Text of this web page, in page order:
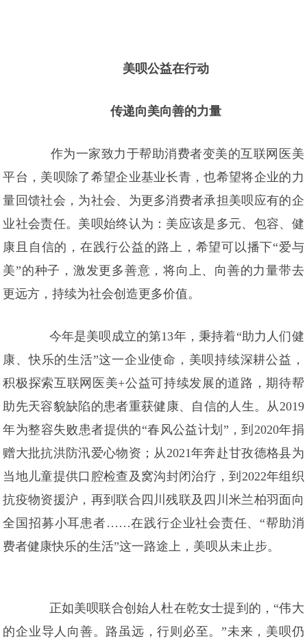
美呗公益在行动
传递向美向善的力量
作为一家致力于帮助消费者变美的互联网医美
平台，美呗除了希望企业基业长青，也希望将企业的力
量回馈社会，为社会、为更多消费者承担美呗应有的企
业社会责任。美呗始终认为：美应该是多元、包容、健
康且自信的，在践行公益的路上，希望可以播下“爱与
美”的种子，激发更多善意，将向上、向善的力量带去
更远方，持续为社会创造更多价值。
今年是美呗成立的第13年，秉持着“助力人们健
康、快乐的生活”这一企业使命，美呗持续深耕公益，
积极探索互联网医美+公益可持续发展的道路，期待帮
助先天容貌缺陷的患者重获健康、自信的人生。从2019
年为整容失败患者提供的“春风公益计划”，到2020年捐
赠大批抗洪防汛爱心物资；从2021年奔赴甘孜德格县为
当地儿童提供口腔检查及窝沟封闭治疗，到2022年组织
抗疫物资援沪，再到联合四川残联及四川米兰柏羽面向
全国招募小耳患者……在践行企业社会责任、“帮助消
费者健康快乐的生活”这一路途上，美呗从未止步。
正如美呗联合创始人杜在乾女士提到的，“伟大
的企业导人向善。路虽远，行则必至。”未来，美呗仍